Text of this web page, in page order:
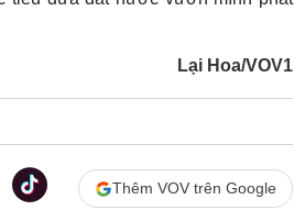
Lại Hoa/VOV1
Thêm VOV trên Google